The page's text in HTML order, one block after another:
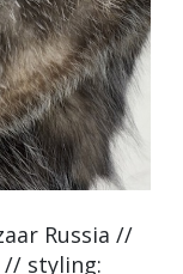
Russia //
// styling: